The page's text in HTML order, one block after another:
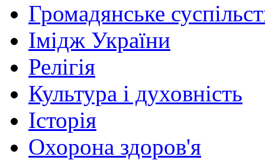
Громадянське
Імідж України
Релігія
Культура і духовність
Історія
Охорона здоров'я